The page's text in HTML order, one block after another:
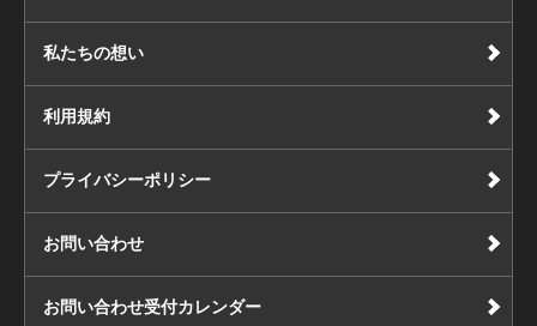
私たちの想い
利用規約
プライバシーポリシー
お問い合わせ
お問い合わせ受付カレンダー